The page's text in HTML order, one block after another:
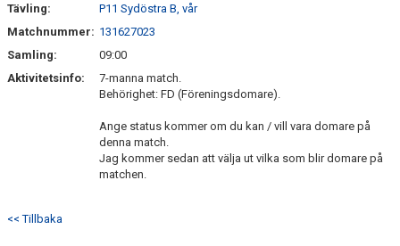
Tävling:
P11 Sydöstra B, vår
Matchnummer: 131627023
Samling:
09:00
Aktivitetsinfo:
7-manna match.
Behörighet: FD (Föreningsdomare).
Ange status kommer om du kan / vill vara domare på
denna match.
Jag kommer sedan att välja ut vilka som blir domare på
matchen.
<< Tillbaka